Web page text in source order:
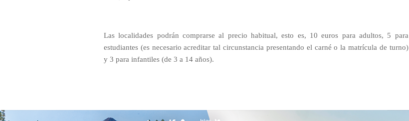
Las localidades podrán comprarse al precio habitual, esto es, 10 euros para adultos, 5 para
estudiantes (es necesario acreditar tal circunstancia presentando el carné o la matrícula de turno)
y 3 para infantiles (de 3 a 14 años).